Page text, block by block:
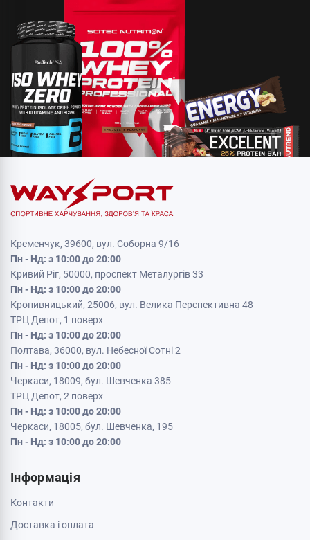
Кременчук, 39600, вул. Соборна 9/16
Пн - Нд: з 10:00 до 20:00
Кривий Ріг, 50000, проспект Металургів 33
Пн - Нд: з 10:00 до 20:00
Кропивницький, 25006, вул. Велика Перспективна 48
ТРЦ Депот, 1 поверх
Пн - Нд: з 10:00 до 20:00
Полтава, 36000, вул. Небесної Сотні 2
Пн - Нд: з 10:00 до 20:00
Черкаси, 18009, бул. Шевченка 385
ТРЦ Депот, 2 поверх
Пн - Нд: з 10:00 до 20:00
Черкаси, 18005, бул. Шевченка, 195
Пн - Нд: з 10:00 до 20:00
Інформація
Контакти
Доставка і оплата